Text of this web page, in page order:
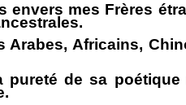
envers mes Frères
Arabes, Africains,
pureté de sa